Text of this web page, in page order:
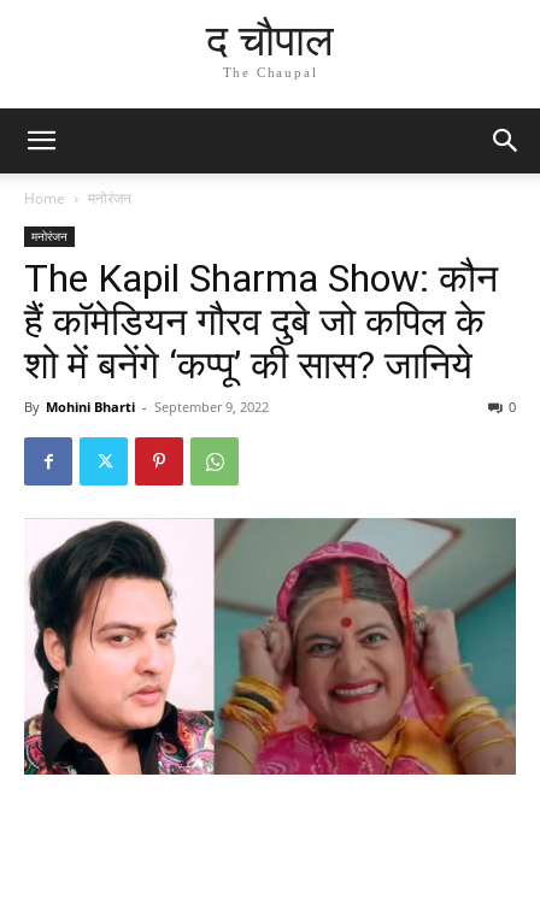
द चौपाल
The Chaupal
Home मनोरंजन
मनोरंजन
The Kapil Sharma Show: कौन
हैं कॉमेडियन गौरव दुबे जो कपिल के
शो में बनेंगे ‘कप्पू’ की सास? जानिये
By Mohini Bharti - September 9, 2022 0